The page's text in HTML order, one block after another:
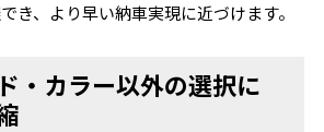
き、より早い納車実現に近づけます。
・カラー以外の選択に